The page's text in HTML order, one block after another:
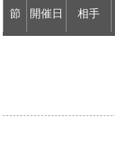
節 開催日 相手
節 開催日 相手